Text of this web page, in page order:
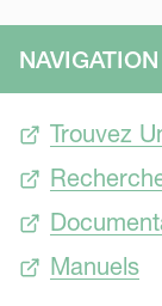
Trouvez
Manuels